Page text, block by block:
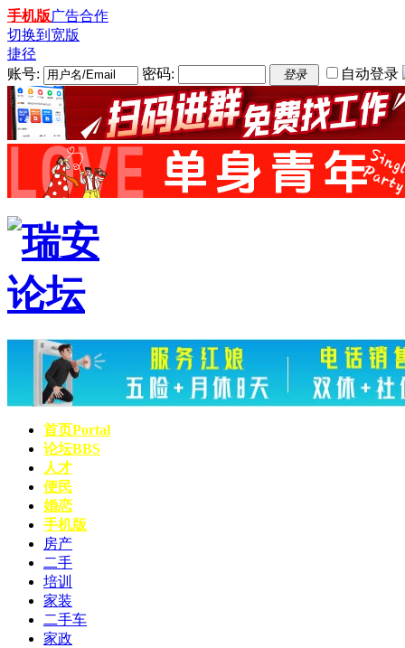
手机版广告合作
切换到宽版
捷径
账号:
密码: 登录 自动登录
首页Portal
论坛BBS
人才
便民
婚恋
手机版
房产
二手
培训
家装
二手车
家政